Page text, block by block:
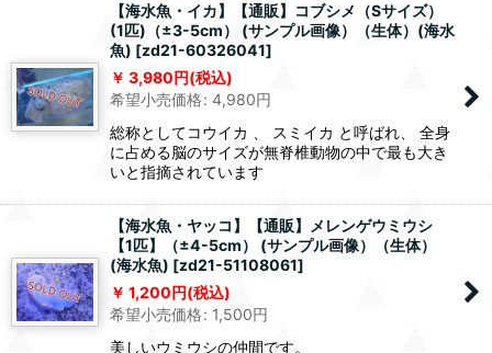
【海水魚・イカ】【通販】コブシメ（Sサイズ）
(1匹)（±3-5cm） (サンプル画像）（生体）(海水
魚) [zd21-60326041]
3,980円(税込)
希望小売価格: 4,980円
総称としてコウイカ 、 スミイカ と呼ばれ、 全身
に占める脳のサイズが無脊椎動物の中で最も大き
いと指摘されています
【海水魚・ヤッコ】【通販】メレンゲウミウシ
【1匹】（±4-5cm） (サンプル画像）（生体）
(海水魚) [zd21-51108061]
1,200円(税込)
希望小売価格: 1,500円
美しいウミウシの仲間です。